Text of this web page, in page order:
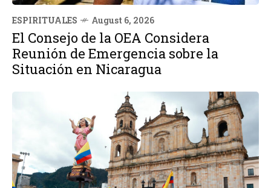
ESPIRITUALES August 6, 2026
El Consejo de la OEA Considera
Reunión de Emergencia sobre la
Situación en Nicaragua